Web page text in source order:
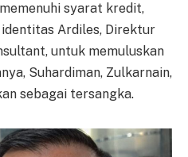
syarat kredit,
Ardiles, Direktur
untuk memuluskan
Suhardiman, Zulkarnain,
sebagai tersangka.